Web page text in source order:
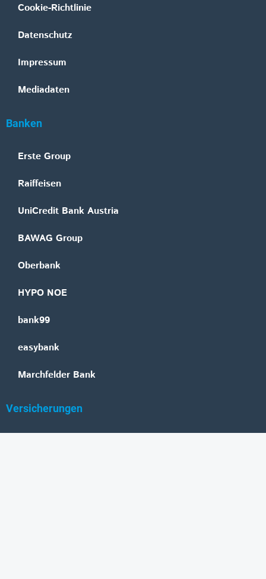
Cookie-Richtlinie
Datenschutz
Impressum
Mediadaten
Banken
Erste Group
Raiffeisen
UniCredit Bank Austria
BAWAG Group
Oberbank
HYPO NOE
bank99
easybank
Marchfelder Bank
Versicherungen